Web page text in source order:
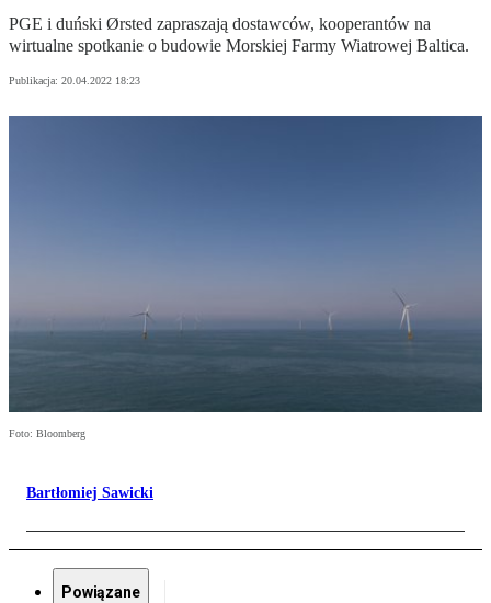
PGE i duński Ørsted zapraszają dostawców, kooperantów na
wirtualne spotkanie o budowie Morskiej Farmy Wiatrowej Baltica.
Publikacja: 20.04.2022 18:23
Foto: Bloomberg
Bartłomiej Sawicki
Powiązane